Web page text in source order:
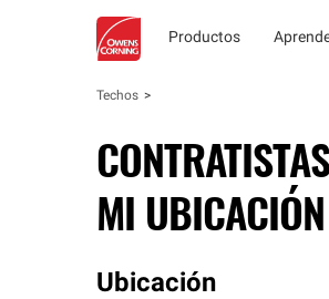
Productos
Techos
MI UBICACIÓN
Ubicación